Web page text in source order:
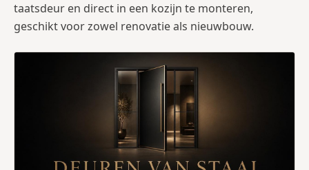
taatsdeur en direct in een kozijn te monteren,
geschikt voor zowel renovatie als nieuwbouw.